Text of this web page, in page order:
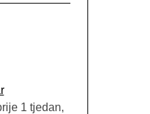
1 tjedan,